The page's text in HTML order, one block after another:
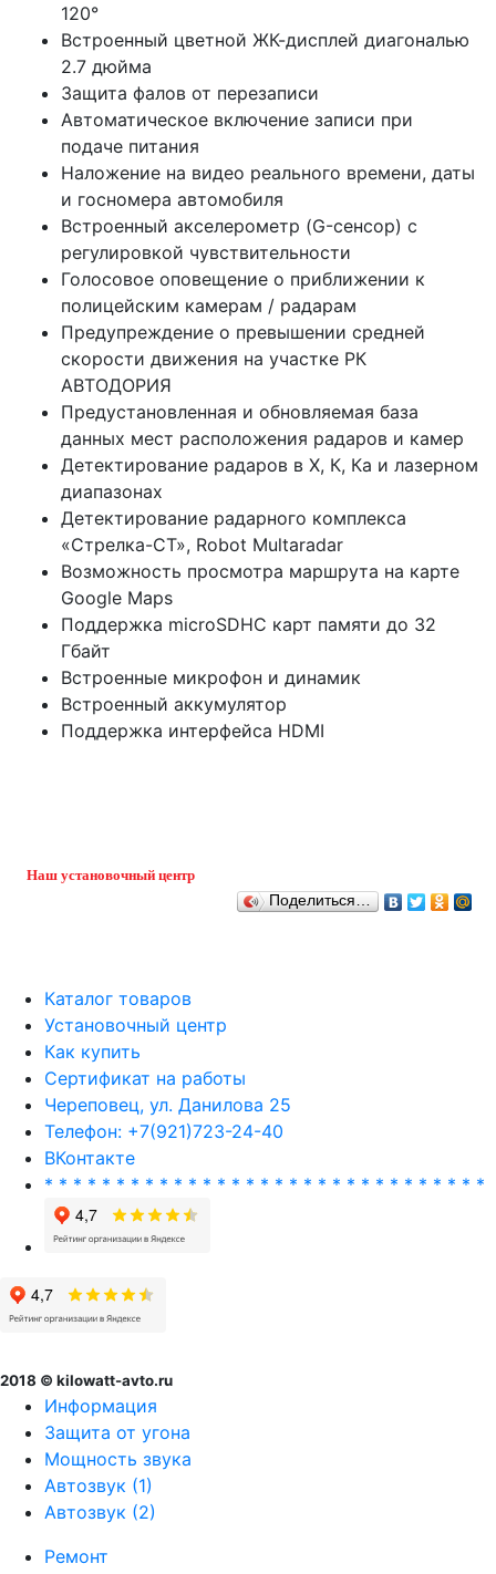
120°
Встроенный цветной ЖК-дисплей диагональю
2.7 дюйма
Защита фалов от перезаписи
Автоматическое включение записи при
подаче питания
Наложение на видео реального времени, даты
и госномера автомобиля
Встроенный акселерометр (G-сенсор) с
регулировкой чувствительности
Голосовое оповещение о приближении к
полицейским камерам / радарам
Предупреждение о превышении средней
скорости движения на участке РК
АВТОДОРИЯ
Предустановленная и обновляемая база
данных мест расположения радаров и камер
Детектирование радаров в Х, К, Кa и лазерном
диапазонах
Детектирование радарного комплекса
«Стрелка-СТ», Robot Multaradar
Возможность просмотра маршрута на карте
Google Maps
Поддержка microSDHC карт памяти до 32
Гбайт
Встроенные микрофон и динамик
Встроенный аккумулятор
Поддержка интерфейса HDMI
Наш установочный центр
Поделиться…
Каталог товаров
Установочный центр
Как купить
Сертификат на работы
Череповец, ул. Данилова 25
Телефон: +7(921)723-24-40
ВКонтакте
* * * * * * * * * * * * * * * * * * * * * * * * * * * * * * *
2018 © kilowatt-avto.ru
Информация
Защита от угона
Мощность звука
Автозвук (1)
Автозвук (2)
Ремонт